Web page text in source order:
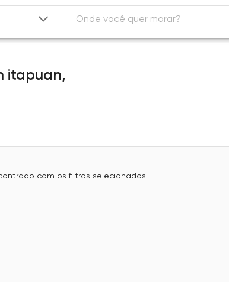
itapuan,
com os filtros selecionados.